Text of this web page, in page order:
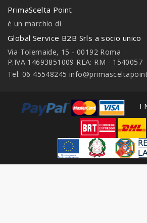
PrimaScelta Point
è un marchio di
Global Service B2B Srls a socio unico
Via Tolemaide, 15 - 00192 Roma
P.IVA 14693851009 REA: RM - 1540057
Tel: 06 45548245
I